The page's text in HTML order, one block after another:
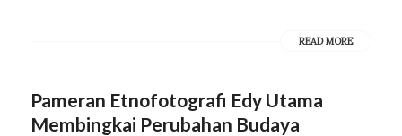
READ MORE
Pameran Etnofotografi Edy Utama
Membingkai Perubahan Budaya